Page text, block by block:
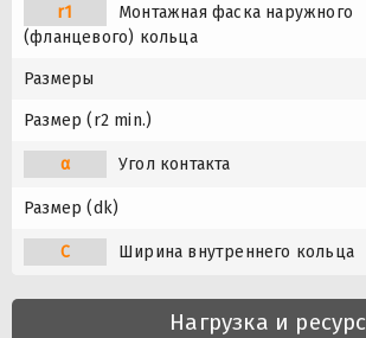
r1
Монтажная фаска наружного
(фланцевого) кольца
Размеры
Размер (r2 min.)
α Угол контакта
Размер (dk)
C Ширина внутреннего кольца
Нагрузка и ресурс